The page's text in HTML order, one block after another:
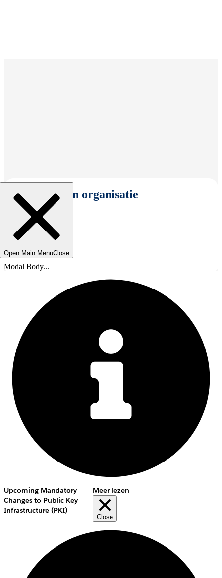
Selecteer een organisatie
Open Main MenuClose
Modal Body...
Upcoming Mandatory
Changes to Public Key
Infrastructure (PKI)
Meer lezen
Close